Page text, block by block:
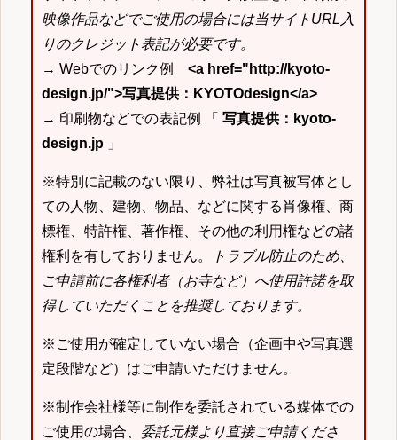
映像作品などでご使用の場合には当サイトURL入
りのクレジット表記が必要です。
→ Webでのリンク例 <a href="http://kyoto-
design.jp/">写真提供：KYOTOdesign</a>
→ 印刷物などでの表記例 「 写真提供：kyoto-
design.jp 」
※特別に記載のない限り、弊社は写真被写体とし
ての人物、建物、物品、などに関する肖像権、商
標権、特許権、著作権、その他の利用権などの諸
権利を有しておりません。
トラブル防止のため、
ご申請前に各権利者（お寺など）へ使用許諾を取
得していただくことを推奨しております。
※ご使用が確定していない場合（企画中や写真選
定段階など）はご申請いただけません。
※制作会社様等に制作を委託されている媒体での
ご使用の場合、 委託元様より直接ご申請くださ